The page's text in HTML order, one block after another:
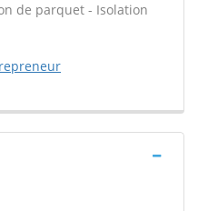
de parquet - Isolation